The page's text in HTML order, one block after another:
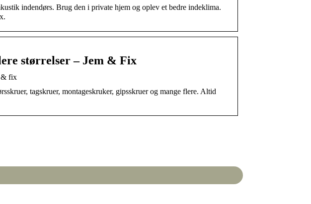
indendørs. Brug den i private hjem og oplev et bedre indeklima.
størrelser – Jem & Fix
& fix
tagskruer, montageskruker, gipsskruer og mange flere. Altid